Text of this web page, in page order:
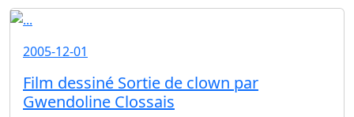
2005-12-01
Film dessiné Sortie de clown par
Gwendoline Clossais